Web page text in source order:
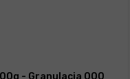
- Granulacja 000